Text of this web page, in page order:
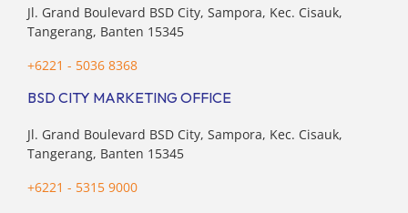
Jl. Grand Boulevard BSD City, Sampora, Kec. Cisauk,
Tangerang, Banten 15345
+6221 - 5036 8368
BSD CITY MARKETING OFFICE
Jl. Grand Boulevard BSD City, Sampora, Kec. Cisauk,
Tangerang, Banten 15345
+6221 - 5315 9000